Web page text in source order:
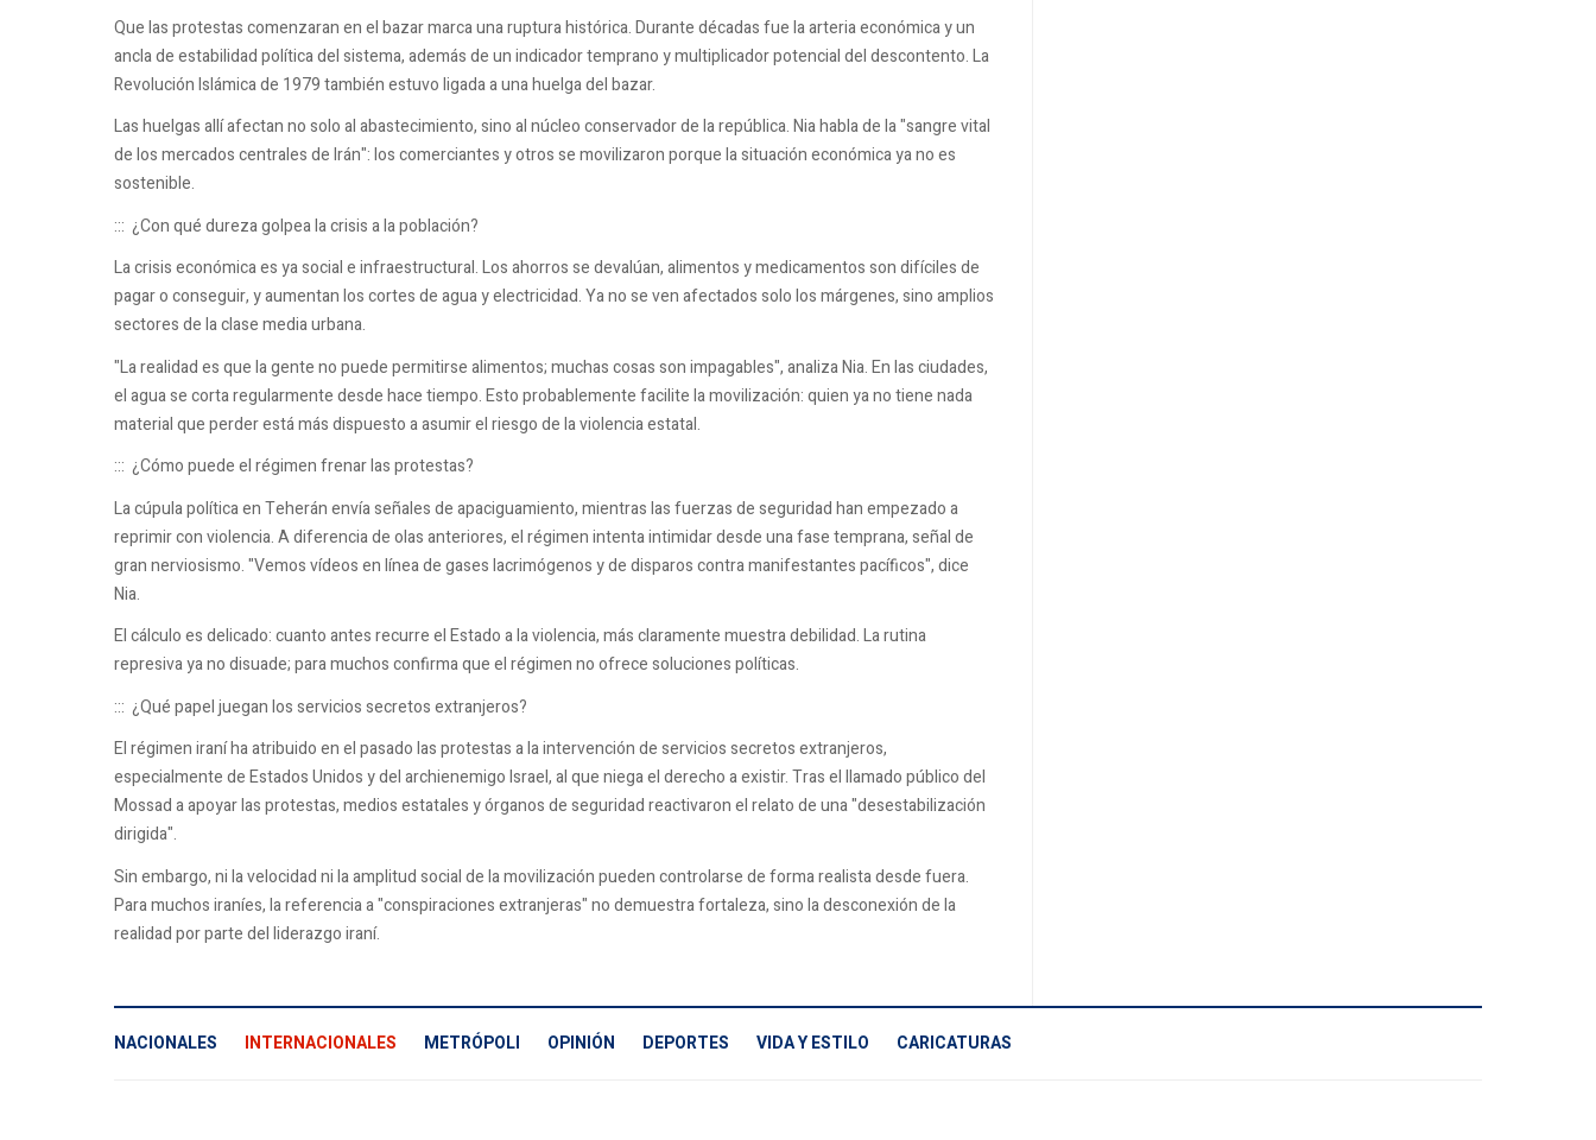
Que las protestas comenzaran en el bazar marca una ruptura histórica. Durante décadas fue la arteria económica y un
ancla de estabilidad política del sistema, además de un indicador temprano y multiplicador potencial del descontento. La
Revolución Islámica de 1979 también estuvo ligada a una huelga del bazar.
Las huelgas allí afectan no solo al abastecimiento, sino al núcleo conservador de la república. Nia habla de la "sangre vital
de los mercados centrales de Irán": los comerciantes y otros se movilizaron porque la situación económica ya no es
sostenible.
::: ¿Con qué dureza golpea la crisis a la población?
La crisis económica es ya social e infraestructural. Los ahorros se devalúan, alimentos y medicamentos son difíciles de
pagar o conseguir, y aumentan los cortes de agua y electricidad. Ya no se ven afectados solo los márgenes, sino amplios
sectores de la clase media urbana.
"La realidad es que la gente no puede permitirse alimentos; muchas cosas son impagables", analiza Nia. En las ciudades,
el agua se corta regularmente desde hace tiempo. Esto probablemente facilite la movilización: quien ya no tiene nada
material que perder está más dispuesto a asumir el riesgo de la violencia estatal.
::: ¿Cómo puede el régimen frenar las protestas?
La cúpula política en Teherán envía señales de apaciguamiento, mientras las fuerzas de seguridad han empezado a
reprimir con violencia. A diferencia de olas anteriores, el régimen intenta intimidar desde una fase temprana, señal de
gran nerviosismo. "Vemos vídeos en línea de gases lacrimógenos y de disparos contra manifestantes pacíficos", dice
Nia.
El cálculo es delicado: cuanto antes recurre el Estado a la violencia, más claramente muestra debilidad. La rutina
represiva ya no disuade; para muchos confirma que el régimen no ofrece soluciones políticas.
::: ¿Qué papel juegan los servicios secretos extranjeros?
El régimen iraní ha atribuido en el pasado las protestas a la intervención de servicios secretos extranjeros,
especialmente deEstados Unidosy del archienemigoIsrael, al que niega el derecho a existir. Tras el llamado público del
Mossad a apoyar las protestas, medios estatales y órganos de seguridad reactivaron el relato de una "desestabilización
dirigida".
Sin embargo, ni la velocidad ni la amplitud social de la movilización pueden controlarse de forma realista desde fuera.
Para muchos iraníes, la referencia a "conspiraciones extranjeras" no demuestra fortaleza, sino la desconexión de la
realidad por parte del liderazgo iraní.
NACIONALES INTERNACIONALES METRÓPOLI OPINIÓN DEPORTES VIDA Y ESTILO CARICATURAS